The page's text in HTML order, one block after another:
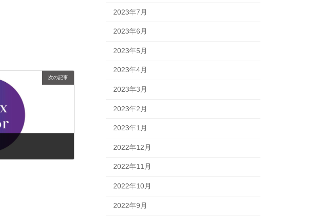
次の記事
2023年7月
2023年6月
2023年5月
2023年4月
2023年3月
2023年2月
2023年1月
2022年12月
2022年11月
2022年10月
2022年9月